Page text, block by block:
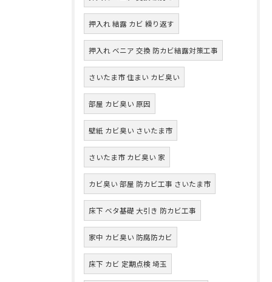
押入れ 結露 カビ 繰り返す
押入れ ベニア 交換 防カビ結露対策工事
さいたま市 住まい カビ臭い
部屋 カビ臭い 原因
壁紙 カビ臭い さいたま市
さいたま市 カビ臭い 家
カビ臭い 部屋 防カビ工事 さいたま市
床下 ベタ基礎 大引き 防カビ工事
家中 カビ臭い 防腐防カビ
床下 カビ 定期点検 埼玉